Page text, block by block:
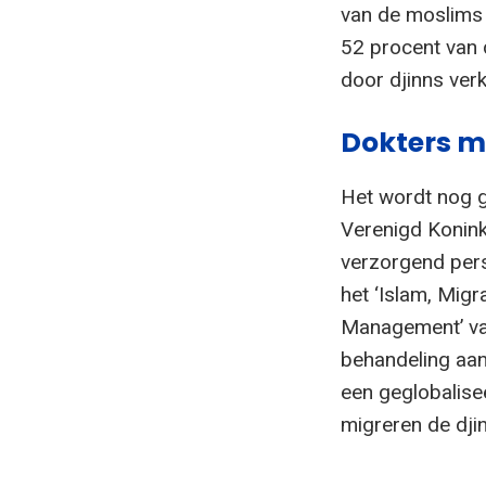
van de
52 procent van
door djinns
Dokters
Het wordt nog
Verenigd
verzorgend
het ‘Islam,
Management’
behandeling
een
migreren de